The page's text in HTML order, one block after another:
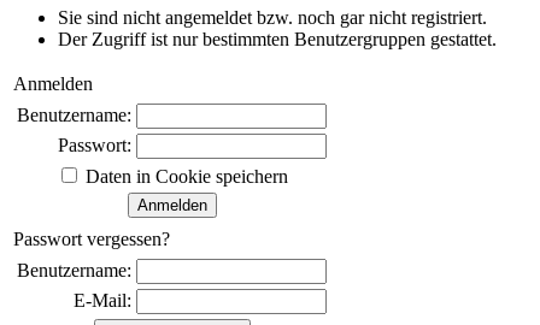
Sie sind nicht angemeldet bzw. noch gar nicht registriert.
Der Zugriff ist nur bestimmten Benutzergruppen gestattet.
Anmelden
Benutzername:
Passwort:
Daten in Cookie speichern
Passwort vergessen?
Benutzername:
E-Mail: